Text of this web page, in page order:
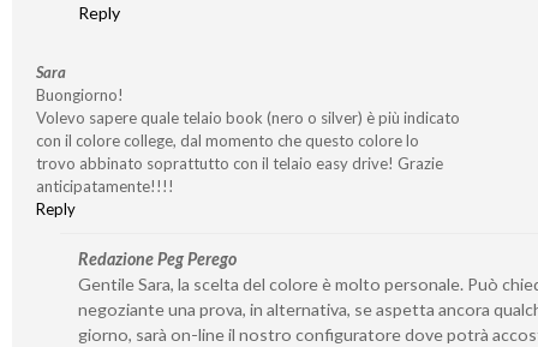
Reply
Sara
Buongiorno!
Volevo sapere quale telaio book (nero o silver) è più indicato
con il colore college, dal momento che questo colore lo
trovo abbinato soprattutto con il telaio easy drive! Grazie
anticipatamente!!!!
Reply
Redazione Peg Perego
Gentile Sara, la scelta del colore è molto personale. Può
negoziante una prova, in alternativa, se aspetta ancora
giorno, sarà on-line il nostro configuratore dove potrà